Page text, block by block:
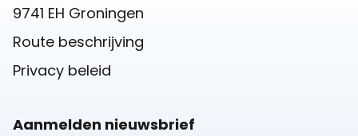
9741 EH Groningen
Route beschrijving
Privacy beleid
Aanmelden nieuwsbrief